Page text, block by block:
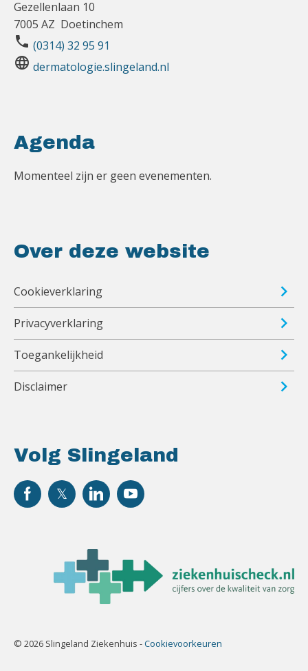
Gezellenlaan 10
7005 AZ Doetinchem
phone (0314) 32 95 91
language dermatologie.slingeland.nl
Volg Slingeland
Agenda
Momenteel zijn er geen evenementen.
Over deze website
Cookieverklaring
Privacyverklaring
Toegankelijkheid
Disclaimer
© 2026 Slingeland Ziekenhuis -Cookievoorkeuren